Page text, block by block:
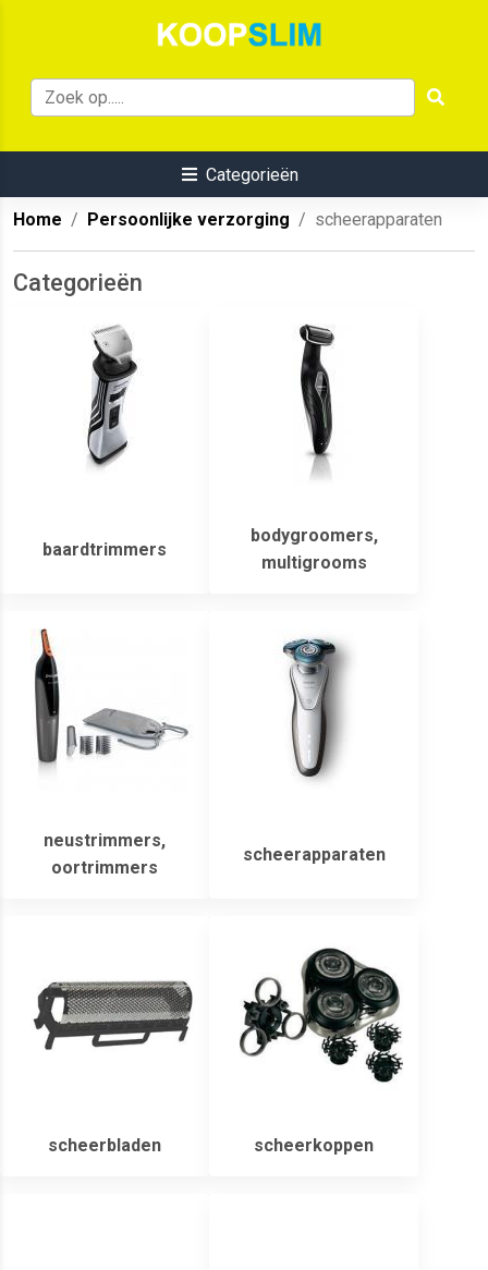
Categorieën
Home Persoonlijke verzorging scheerapparaten
Categorieën
baardtrimmers
bodygroomers,
multigrooms
neustrimmers,
oortrimmers
scheerapparaten
scheerbladen scheerkoppen